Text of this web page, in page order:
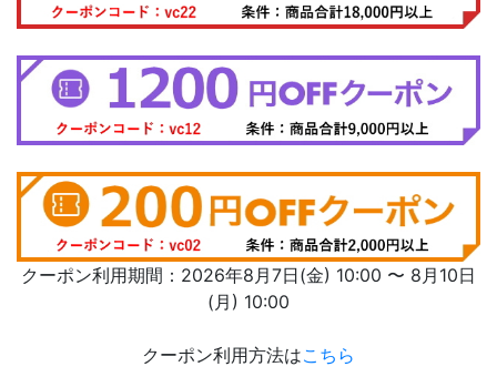
クーポン利用期間：2026年8月7日(金) 10:00 〜 8月10日
(月) 10:00
クーポン利用方法はこちら